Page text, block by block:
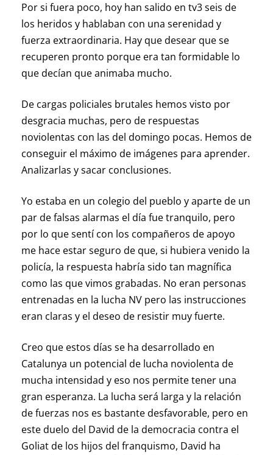
Por si fuera poco, hoy han salido en tv3 seis de
los heridos y hablaban con una serenidad y
fuerza extraordinaria. Hay que desear que se
recuperen pronto porque era tan formidable lo
que decían que animaba mucho.
De cargas policiales brutales hemos visto por
desgracia muchas, pero de respuestas
noviolentas con las del domingo pocas. Hemos de
conseguir el máximo de imágenes para aprender.
Analizarlas y sacar conclusiones.
Yo estaba en un colegio del pueblo y aparte de un
par de falsas alarmas el día fue tranquilo, pero
por lo que sentí con los compañeros de apoyo
me hace estar seguro de que, si hubiera venido la
policía, la respuesta habría sido tan magnífica
como las que vimos grabadas. No eran personas
entrenadas en la lucha NV pero las instrucciones
eran claras y el deseo de resistir muy fuerte.
Creo que estos días se ha desarrollado en
Catalunya un potencial de lucha noviolenta de
mucha intensidad y eso nos permite tener una
gran esperanza. La lucha será larga y la relación
de fuerzas nos es bastante desfavorable, pero en
este duelo del David de la democracia contra el
Goliat de los hijos del franquismo, David ha